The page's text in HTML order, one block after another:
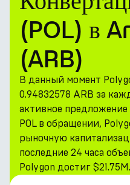
Калькуляторы
Токен PARK
Ресурсы
Компания
(POL) в
(ARB)
В данный момент
0.94832578 ARB за
активное предложение
POL в обращении,
рыночную
последние 24 часа
Polygon достиг $21.75M.